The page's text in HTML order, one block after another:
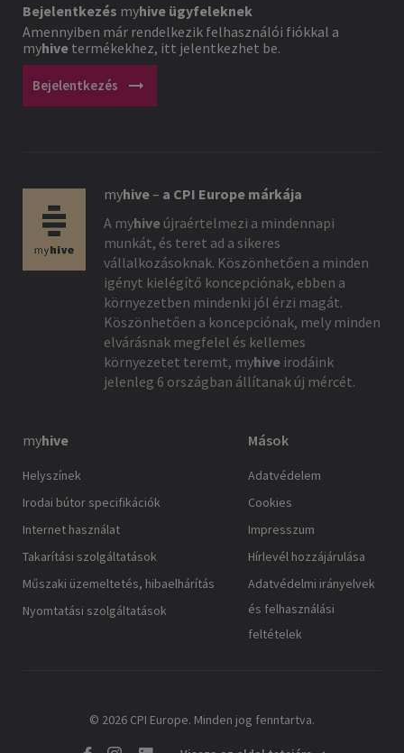
Bejelentkezés myhive ügyfeleknek
Amennyiben már rendelkezik felhasználói fiókkal a
myhive termékekhez, itt jelentkezhet be.
Bejelentkezés arrow_right_alt
myhive– a CPI Europe márkája
A myhive újraértelmezi a mindennapi
munkát, és teret ad a sikeres
vállalkozásoknak. Köszönhetően a minden
igényt kielégítő koncepciónak, ebben a
környezetben mindenki jól érzi magát.
Köszönhetően a koncepciónak, mely minden
elvárásnak megfelel és kellemes
környezetet teremt, myhive irodáink
jelenleg 6 országban állítanak új mércét.
myhive
Helyszínek
Irodai bútor specifikációk
Internet használat
Takarítási szolgáltatások
Műszaki üzemeltetés, hibaelhárítás
Nyomtatási szolgáltatások
Mások
Adatvédelem
Cookies
Impresszum
Hírlevél hozzájárulása
Adatvédelmi irányelvek
és felhasználási
feltételek
© 2026 CPI Europe. Minden jog fenntartva.